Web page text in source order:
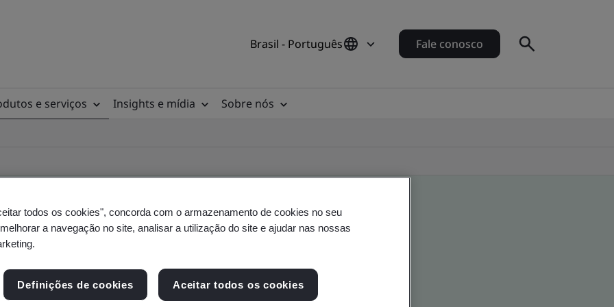
Brasil - Português Fale conosco
e serviços Insights e mídia
Sobre nós
de clientes
do local e do produto - Validação e Verificação
todos os cookies", concorda com o armazenamento de cookies no seu
a navegação no site, analisar a utilização do site e ajudar nas nossas
Definições de cookies Aceitar todos os cookies